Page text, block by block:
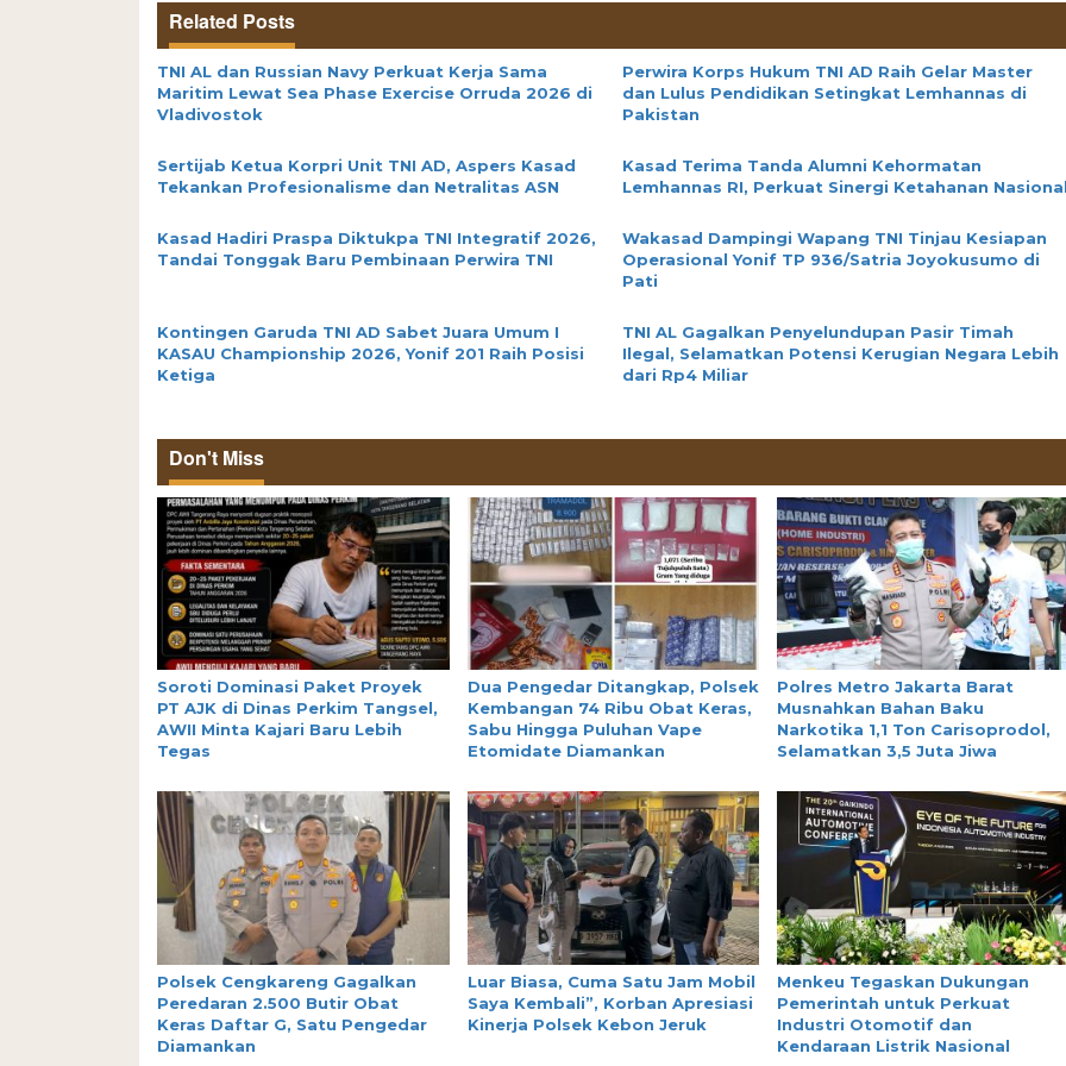
Related Posts
TNI AL dan Russian Navy Perkuat Kerja Sama
Maritim Lewat Sea Phase Exercise Orruda 2026 di
Vladivostok
Perwira Korps Hukum TNI AD Raih Gelar Master
dan Lulus Pendidikan Setingkat Lemhannas di
Pakistan
Sertijab Ketua Korpri Unit TNI AD, Aspers Kasad
Tekankan Profesionalisme dan Netralitas ASN
Kasad Terima Tanda Alumni Kehormatan
Lemhannas RI, Perkuat Sinergi Ketahanan
Kasad Hadiri Praspa Diktukpa TNI Integratif 2026,
Tandai Tonggak Baru Pembinaan Perwira TNI
Wakasad Dampingi Wapang TNI Tinjau Kesiapan
Operasional Yonif TP 936/Satria Joyokusumo di
Pati
Kontingen Garuda TNI AD Sabet Juara Umum I
KASAU Championship 2026, Yonif 201 Raih Posisi
Ketiga
TNI AL Gagalkan Penyelundupan Pasir Timah
Ilegal, Selamatkan Potensi Kerugian Negara Lebih
dari Rp4 Miliar
Don't Miss
Soroti Dominasi Paket Proyek
PT AJK di Dinas Perkim Tangsel,
AWII Minta Kajari Baru Lebih
Tegas
Dua Pengedar Ditangkap, Polsek
Kembangan 74 Ribu Obat Keras,
Sabu Hingga Puluhan Vape
Etomidate Diamankan
Polres Metro Jakarta Barat
Musnahkan Bahan Baku
Narkotika 1,1 Ton Carisoprodol,
Selamatkan 3,5 Juta Jiwa
Polsek Cengkareng Gagalkan
Peredaran 2.500 Butir Obat
Keras Daftar G, Satu Pengedar
Diamankan
Luar Biasa, Cuma Satu Jam Mobil
Saya Kembali”, Korban Apresiasi
Kinerja Polsek Kebon Jeruk
Menkeu Tegaskan Dukungan
Pemerintah untuk Perkuat
Industri Otomotif dan
Kendaraan Listrik Nasional